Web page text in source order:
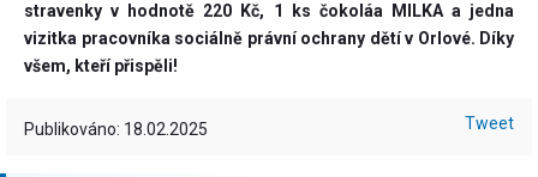
stravenky v hodnotě 220 Kč, 1 ks čokoláa MILKA a jedna
vizitka pracovníka sociálně právní ochrany dětí v Orlové. Díky
všem, kteří přispěli!
Publikováno: 18.02.2025 Tweet